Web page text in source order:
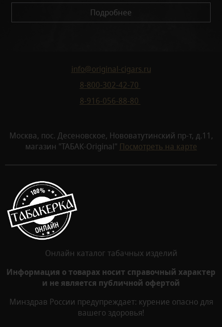
Подробнее
info@original-cigars.ru
8-800-302-42-70
8-916-056-88-80
Москва, пос. Десеновское, Нововатутинский пр-т, д.11,
магазин "ТАБАК-Original" Посмотреть на карте
Онлайн каталог табачных изделий
Информация о товарах носит справочный характер
и не является публичной офертой
Минздрав России предупреждает: курение опасно для
вашего здоровья!